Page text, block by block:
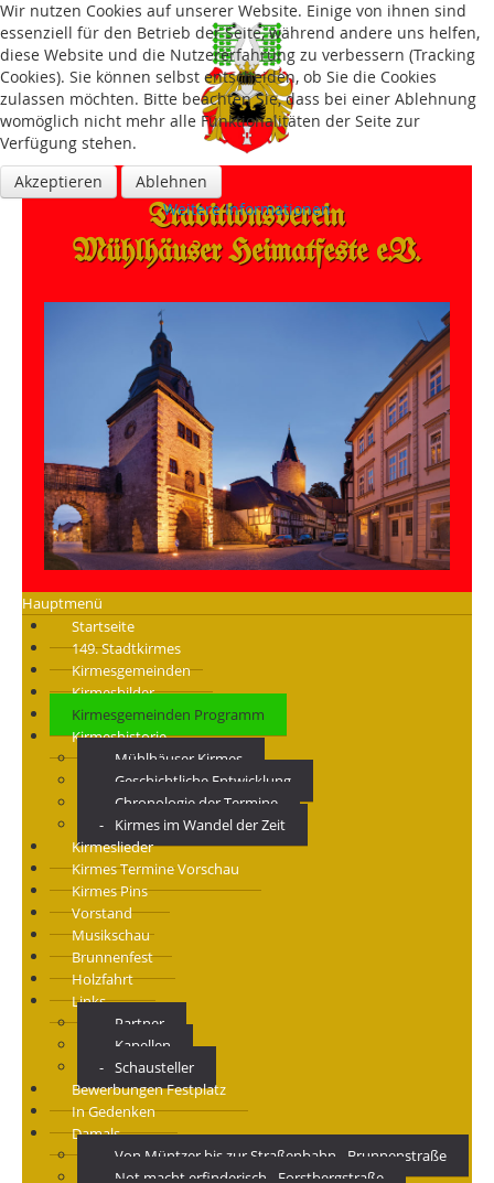
Traditions­verein
Mühlhäuser Heimatfeste e.V.
Hauptmenü
Startseite
149. Stadtkirmes
Kirmesgemeinden
Kirmesbilder
Kirmesgemeinden Programm
Kirmeshistorie
Mühlhäuser Kirmes
Geschichtliche Entwicklung
Chronologie der Termine
Kirmes im Wandel der Zeit
Kirmeslieder
Kirmes Termine Vorschau
Kirmes Pins
Vorstand
Musikschau
Brunnenfest
Holzfahrt
Links
Partner
Kapellen
Schausteller
Bewerbungen Festplatz
In Gedenken
Damals
Von Müntzer bis zur Straßenbahn - Brunnenstraße
Not macht erfinderisch - Forstbergstraße
Wir nutzen Cookies auf unserer Website. Einige von ihnen sind
essenziell für den Betrieb der Seite, während andere uns helfen,
diese Website und die Nutzererfahrung zu verbessern (Tracking
Cookies). Sie können selbst entscheiden, ob Sie die Cookies
zulassen möchten. Bitte beachten Sie, dass bei einer Ablehnung
womöglich nicht mehr alle Funktionalitäten der Seite zur
Verfügung stehen.
Akzeptieren
Ablehnen
Weitere Informationen